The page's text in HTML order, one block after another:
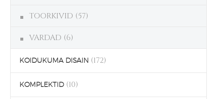
TOORKIVID (57)
VARDAD (6)
KOIDUKUMA DISAIN (172)
KOMPLEKTID (10)